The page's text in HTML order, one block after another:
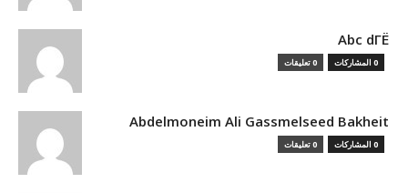
Abc dГЁ
0 المشاركات 0 تعليقات
Abdelmoneim Ali Gassmelseed Bakheit
0 المشاركات 0 تعليقات